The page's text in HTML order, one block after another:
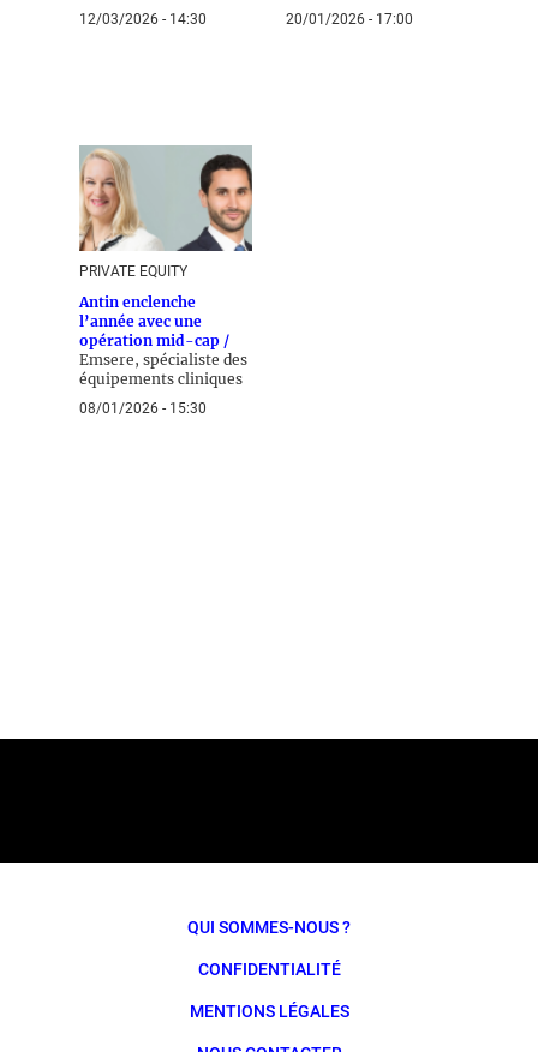
12/03/2026 - 14:30 20/01/2026 - 17:00
PRIVATE EQUITY
Antin enclenche
l’année avec une
opération mid-cap /
Emsere, spécialiste des
équipements cliniques
08/01/2026 - 15:30
QUI SOMMES-NOUS ?
CONFIDENTIALITÉ
MENTIONS LÉGALES